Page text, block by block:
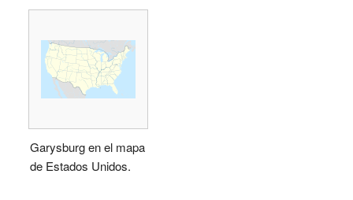
Garysburg en el mapa
de Estados Unidos.